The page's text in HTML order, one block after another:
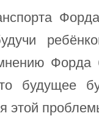
Форда
будущее
этой